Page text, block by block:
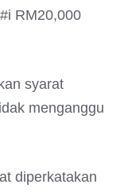
RM20,000
syarat
menganggu
diperkatakan